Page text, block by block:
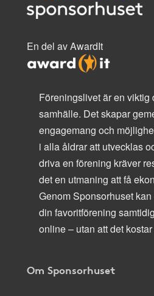
En del av AwardIt
Föreningslivet är en viktig
samhälle. Det skapar
engagemang och
i alla åldrar att utvecklas
driva en förening kräver
det en utmaning att få
Genom Sponsorhuset
din favoritförening
online – utan att det
Om Sponsorhuset